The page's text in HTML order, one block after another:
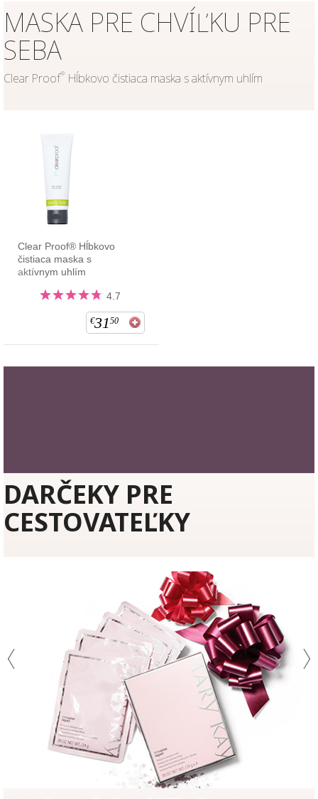
MASKA PRE CHVÍĽKU PRE
SEBA
Clear Proof® Hĺbkovo čistiaca maska s aktívnym uhlím
Clear Proof® Hĺbkovo
čistiaca maska s
aktívnym uhlím
4.7
€31 50
DARČEKY PRE
CESTOVATEĽKY